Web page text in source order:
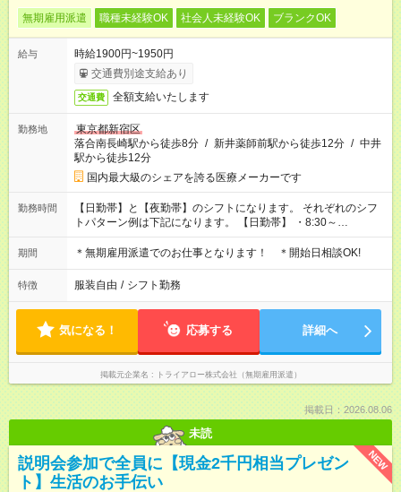
無期雇用派遣 職種未経験OK 社会人未経験OK ブランクOK
給与
時給1900円~1950円
交通費別途支給あり
交通費 全額支給いたします
勤務地
東京都新宿区
落合南長崎駅から徒歩8分 / 新井薬師前駅から徒歩12分 / 中井
駅から徒歩12分
国内最大級のシェアを誇る医療メーカーです
勤務時間
【日勤帯】と【夜勤帯】のシフトになります。 それぞれのシフ
トパターン例は下記になります。 【日勤帯】 ・8:30～
17:30（実働8時間、休憩1時間） ・9:00～18:00（実働8時間、
休憩1時間） ・10:00～19:00（実働8時間、休憩1時間） 【夜勤
～翌10：00（実働10時間、休憩2時間）
期間 ＊無期雇用派遣でのお仕事となります！ ＊開始日相談OK!
特徴 服装自由 / シフト勤務
気になる！ 応募する 詳細へ
掲載元企業名 トライアロー株式会社（無期雇用派遣）
掲載日：2026.08.06
未読
NEW
説明会参加で全員に【現金2千円相当プレゼン
ト】生活のお手伝い